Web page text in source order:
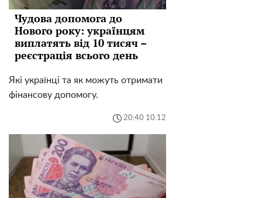
Чудова допомога до
Нового року: українцям
виплатять від 10 тисяч –
реєстрація всього день
Які українці та як можуть отримати
фінансову допомогу.
20:40 10.12